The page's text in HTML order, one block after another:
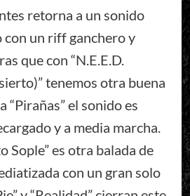
retorna a un sonido
con un riff ganchero y
que con “N.E.E.D.
tenemos otra buena
“Pirañas” el sonido es
y a media marcha.
Sople” es otra balada de
con un gran solo